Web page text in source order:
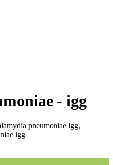
- igg
pneumoniae igg,
igg